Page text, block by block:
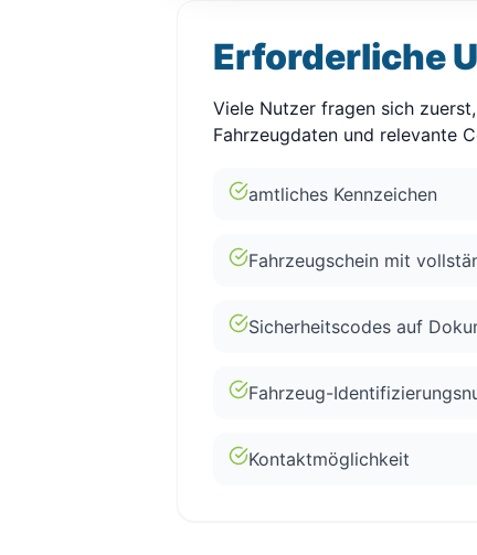
Erforderliche
Viele Nutzer fragen sich
Fahrzeugdaten und relevante
amtliches Kennzeichen
Fahrzeugschein mit
Sicherheitscodes auf
Fahrzeug-
Kontaktmöglichkeit